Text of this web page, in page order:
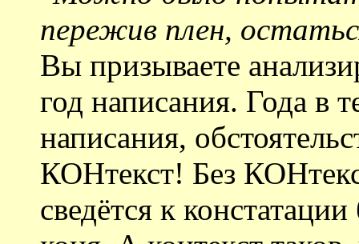
пережив плен,
Вы призываете
год написания. Года в
написания,
КОНтекст! Без
сведётся к